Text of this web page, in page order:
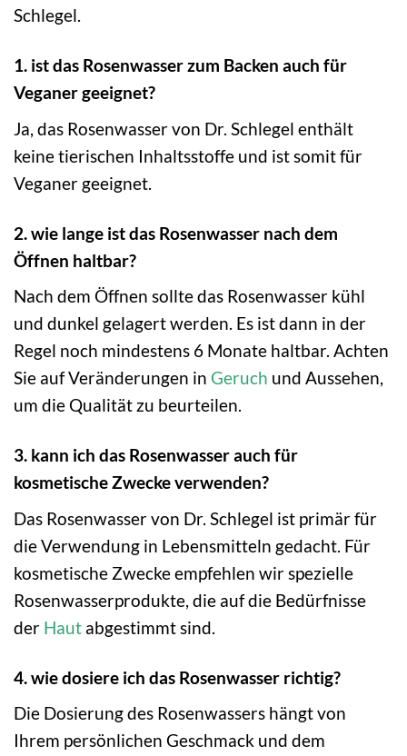
Schlegel.
1. ist das Rosenwasser zum Backen auch für
Veganer geeignet?
Ja, das Rosenwasser von Dr. Schlegel enthält
keine tierischen Inhaltsstoffe und ist somit für
Veganer geeignet.
2. wie lange ist das Rosenwasser nach dem
Öffnen haltbar?
Nach dem Öffnen sollte das Rosenwasser kühl
und dunkel gelagert werden. Es ist dann in der
Regel noch mindestens 6 Monate haltbar. Achten
Sie auf Veränderungen in Geruch und Aussehen,
um die Qualität zu beurteilen.
3. kann ich das Rosenwasser auch für
kosmetische Zwecke verwenden?
Das Rosenwasser von Dr. Schlegel ist primär für
die Verwendung in Lebensmitteln gedacht. Für
kosmetische Zwecke empfehlen wir spezielle
Rosenwasserprodukte, die auf die Bedürfnisse
der Haut abgestimmt sind.
4. wie dosiere ich das Rosenwasser richtig?
Die Dosierung des Rosenwassers hängt von
Ihrem persönlichen Geschmack und dem